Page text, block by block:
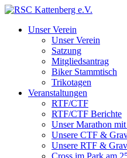
Unser Verein
Unser Verein
Satzung
Mitgliedsantrag
Biker Stammtisch
Trikotagen
Veranstaltungen
RTF/CTF
RTF/CTF Berichte
Unser Marathon
Unsere CTF &
Unsere RTF &
Cross im Park am